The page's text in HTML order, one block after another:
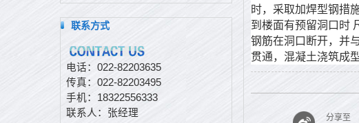
时，采取加焊型钢措
到楼面有预留洞口时
钢筋在洞口断开，并
贯通，混凝土浇筑成
分享至
联系方式
电话：022-82203635
传真：022-82203495
手机：18322556333
联系人：张经理